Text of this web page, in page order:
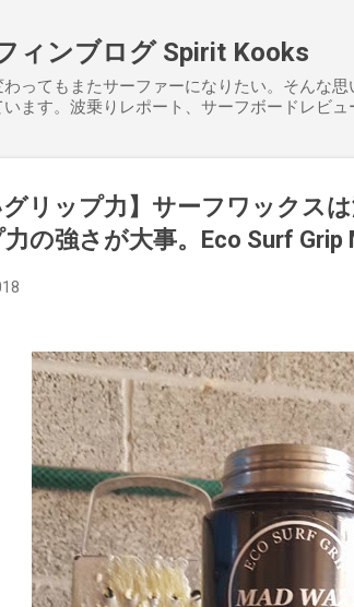
ィンブログ Spirit Kooks
ってもまたサーファーになりたい。そんな
います。波乗りレポート、サーフボードレビ
グリップ力】サーフワックス
力の強さが大事。Eco Surf Grip